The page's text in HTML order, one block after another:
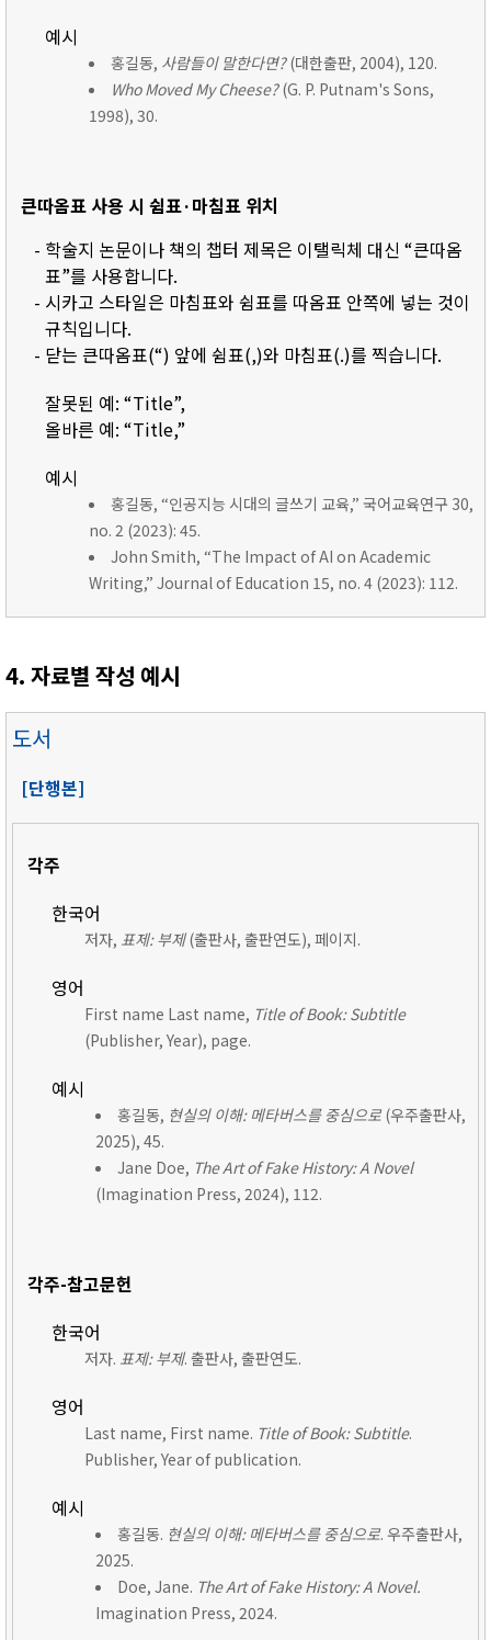
예시
홍길동, 사람들이 말한다면?(대한출판, 2004), 120.
Who Moved My Cheese?(G. P. Putnam's Sons,
1998), 30.
큰따옴표 사용 시 쉼표·마침표 위치
- 학술지 논문이나 책의 챕터 제목은 이탤릭체 대신 “큰따옴
표”를 사용합니다.
- 시카고 스타일은 마침표와 쉼표를 따옴표 안쪽에 넣는 것이
규칙입니다.
- 닫는 큰따옴표(“) 앞에 쉼표(,)와 마침표(.)를 찍습니다.
잘못된 예: “Title”,
올바른 예: “Title,”
예시
홍길동, “인공지능 시대의 글쓰기 교육,” 국어교육연구 30,
no. 2 (2023): 45.
John Smith, “The Impact of AI on Academic
Writing,” Journal of Education 15, no. 4 (2023): 112.
4. 자료별 작성 예시
도서
[단행본]
각주
한국어
저자, 표제: 부제(출판사, 출판연도), 페이지.
영어
First name Last name, Title of Book: Subtitle
(Publisher, Year), page.
예시
홍길동, 현실의 이해: 메타버스를 중심으로(우주출판사,
2025), 45.
Jane Doe, The Art of Fake History: A Novel
(Imagination Press, 2024), 112.
각주-참고문헌
한국어
저자. 표제: 부제. 출판사, 출판연도.
영어
Last name, First name. Title of Book: Subtitle.
Publisher, Year of publication.
예시
홍길동. 현실의 이해: 메타버스를 중심으로. 우주출판사,
2025.
Doe, Jane. The Art of Fake History: A Novel.
Imagination Press, 2024.